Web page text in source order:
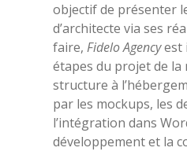
objectif de présenter
d’architecte via ses
faire,Fidelo Agencyest
étapes du projet de la
structure à
par les mockups, les
l’intégration dans
développement et la